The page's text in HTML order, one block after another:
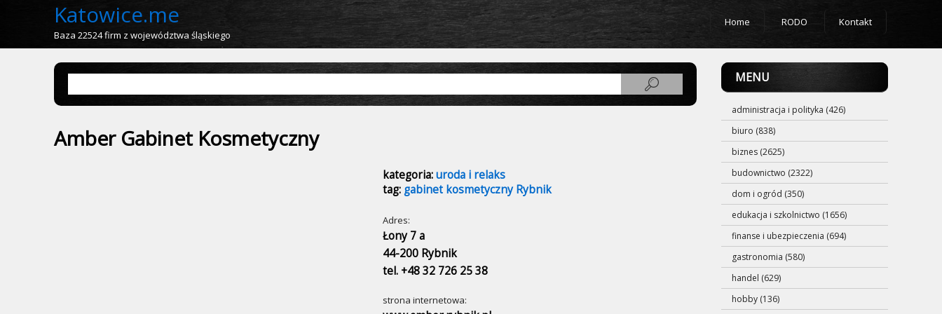
Katowice.me
Baza 22524 firm z województwa śląskiego
Home RODO Kontakt
Amber Gabinet Kosmetyczny
kategoria:uroda i relaks
tag: gabinet kosmetyczny Rybnik
Adres:
Łony 7 a
44-200 Rybnik
tel. +48 32 726 25 38
strona internetowa:
MENU
administracja i polityka (426)
biuro (838)
biznes (2625)
budownictwo (2322)
dom i ogród (350)
edukacja i szkolnictwo (1656)
finanse i ubezpieczenia (694)
gastronomia (580)
handel (629)
hobby (136)